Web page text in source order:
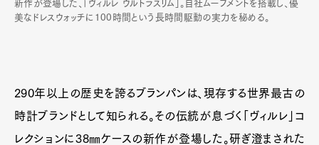
新作が登場した、「ヴィルレ ウルトラスリム」。自社ムーブメントを搭載し、優
美なドレスウォッチに100時間という長時間駆動の実力を秘める。
290年以上の歴史を誇るブランパンは、現存する世界最古の
時計ブランドとして知られる。その伝統が息づく「ヴィルレ」コ
レクションに38㎜ケースの新作が登場した。研ぎ澄まされた